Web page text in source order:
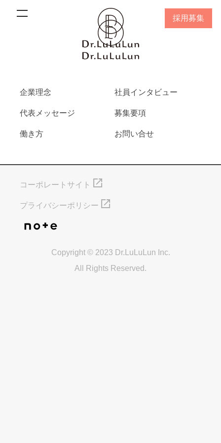
採用募集
企業理念
代表メッセージ
働き方
社員インタビュー
募集要項
お問い合せ
コーポレートサイト
プライバシーポリシー
Copyright © 2023 Dr.LuLuLun Inc.
All Rights Reserved.